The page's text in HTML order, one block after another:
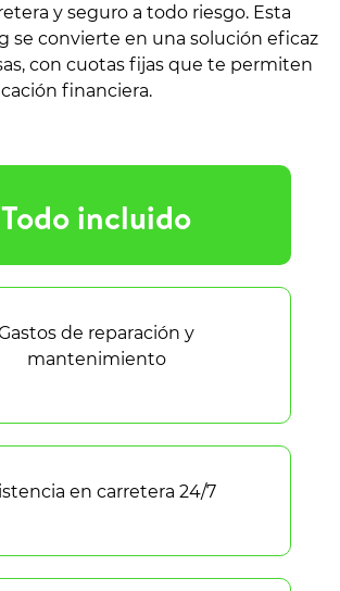
y seguro a todo riesgo. Esta
se convierte en una solución eficaz
con cuotas fijas que te permiten
financiera.
Todo incluido
de reparación y
mantenimiento
en carretera 24/7